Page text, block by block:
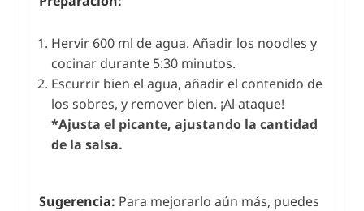
Hervir 600 ml de agua. Añadir los noodles y
cocinar durante 5:30 minutos.
Escurrir bien el agua, añadir el contenido de
los sobres, y remover bien. ¡Al ataque!
*Ajusta el picante, ajustando la cantidad
de la salsa.
Sugerencia: Para mejorarlo aún más, puedes